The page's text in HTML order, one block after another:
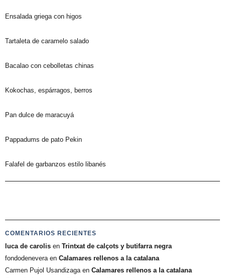
Ensalada griega con higos
Tartaleta de caramelo salado
Bacalao con cebolletas chinas
Kokochas, espárragos, berros
Pan dulce de maracuyá
Pappadums de pato Pekin
Falafel de garbanzos estilo libanés
COMENTARIOS RECIENTES
luca de carolis en Trintxat de calçots y butifarra negra
fondodeneveraen Calamares rellenos a la catalana
Carmen Pujol Usandizagaen Calamares rellenos a la catalana